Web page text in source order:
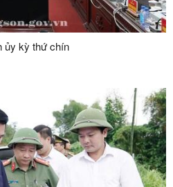
ủy kỳ thứ chín